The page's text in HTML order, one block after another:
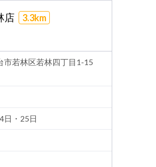
店 3.3km
市若林区若林四丁目1-15
日・25日